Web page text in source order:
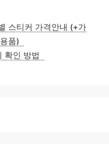
스티커 가격안내 (+가
품)
확인 방법